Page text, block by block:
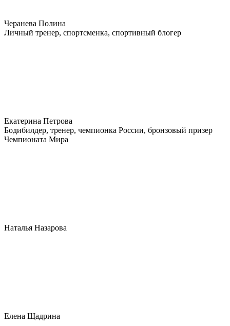
Черанева Полина
Личный тренер, спортсменка, спортивный блогер
Екатерина Петрова
Бодибилдер, тренер, чемпионка России, бронзовый призер
Чемпионата Мира
Наталья Назарова
Елена Щадрина